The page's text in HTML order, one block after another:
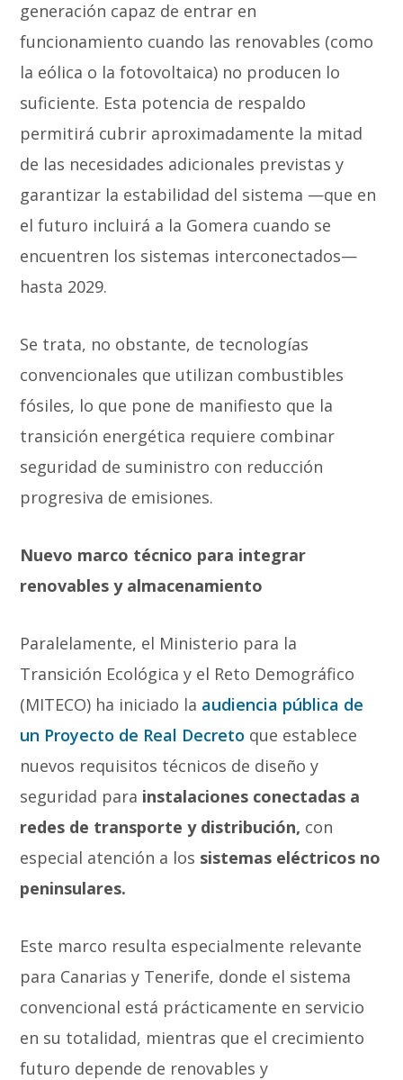
generación capaz de entrar en
funcionamiento cuando las renovables (como
la eólica o la fotovoltaica) no producen lo
suficiente. Esta potencia de respaldo
permitirá cubrir aproximadamente la mitad
de las necesidades adicionales previstas y
garantizar la estabilidad del sistema —que en
el futuro incluirá a la Gomera cuando se
encuentren los sistemas interconectados—
hasta 2029.
Se trata, no obstante, de tecnologías
convencionales que utilizan combustibles
fósiles, lo que pone de manifiesto que la
transición energética requiere combinar
seguridad de suministro con reducción
progresiva de emisiones.
Nuevo marco técnico para integrar
renovables y almacenamiento
Paralelamente, el Ministerio para la
Transición Ecológica y el Reto Demográfico
(MITECO) ha iniciado la audiencia pública de
un Proyecto de Real Decreto que establece
nuevos requisitos técnicos de diseño y
seguridad para instalaciones conectadas a
redes de transporte y distribución, con
especial atención a los sistemas eléctricos no
peninsulares.
Este marco resulta especialmente relevante
para Canarias y Tenerife, donde el sistema
convencional está prácticamente en servicio
en su totalidad, mientras que el crecimiento
futuro depende de renovables y